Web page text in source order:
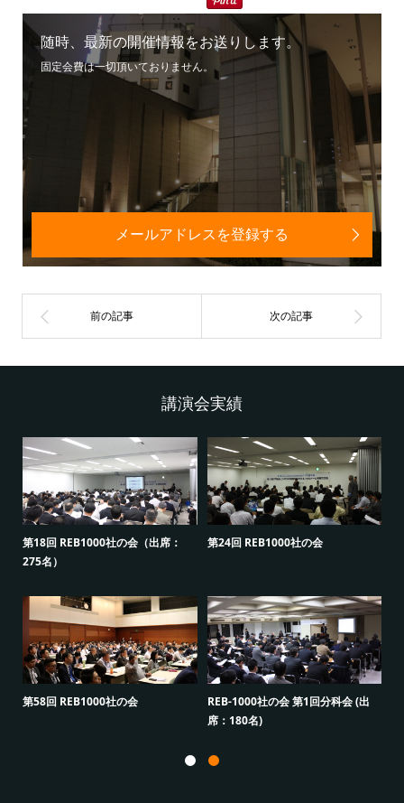
随時、最新の開催情報をお送りします。
固定会費は一切頂いておりません。
メールアドレスを登録する
講演会実績
第7回 REB1000社の会（出席：203
名）
第40回 REB1000社の会 (出席：330
第53回 REB1000社の会 (出席：200
第47回 REB1000社の会 (出席：280
名)